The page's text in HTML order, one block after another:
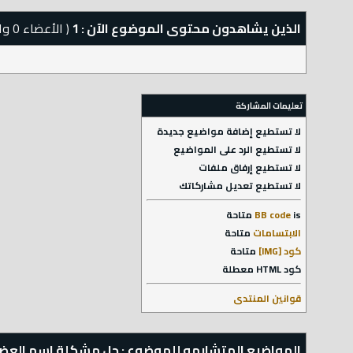
الذين يشاهدون محتوى الموضوع الآن : 1 ( الأعضاء 0 والزوار 1)
تعليمات المشاركة
لا تستطيع إضافة مواضيع جديدة
لا تستطيع الرد على المواضيع
لا تستطيع إرفاق ملفات
لا تستطيعتعديل مشاركاتك
BB codeis
متاحة
الابتسامات متاحة
كود [IMG]
متاحة
كود HTML
معطلة
قوانين المنتدى